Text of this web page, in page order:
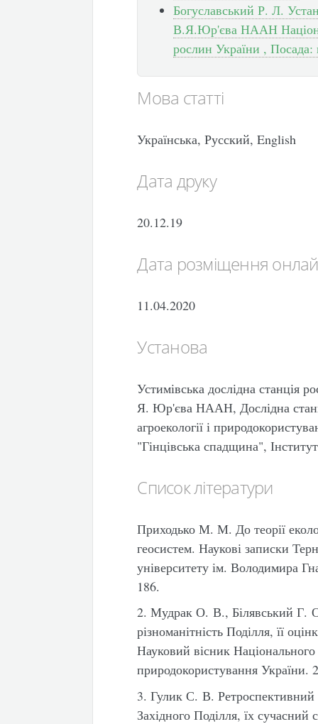
Богуславський Р. Л.
В.Я.Юр'єва НААН
рослин України , Посада:
Мова статті
Українська, Русский, English
Дата друку
20.12.19
Дата розміщення
11.04.2020
Установа
Устимівська дослідна станція
Я. Юр'єва НААН, Дослідна
агроекології і
"Гінцівська спадщина",
Список літератури
Приходько М. М. До теорії
геосистем. Наукові записки
університету ім. Володимира
186.
2. Мудрак О. В., Білявський
різноманітність Поділля, її
Науковий вісник Національного
природокористування
3. Гулик С. В. Ретроспективний
Західного Поділля, їх